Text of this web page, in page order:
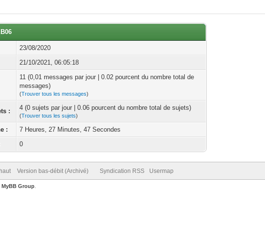
23/08/2020
21/10/2021, 06:05:18
11 (0,01 messages par jour | 0.02 pourcent du nombre total de
messages)
(Trouver tous les messages)
: 4 (0 sujets par jour | 0.06 pourcent du nombre total de sujets)
(Trouver tous les sujets)
:
7 Heures, 27 Minutes, 47 Secondes
0
Version bas-débit (Archivé) Syndication RSS Usermap
MyBB Group.